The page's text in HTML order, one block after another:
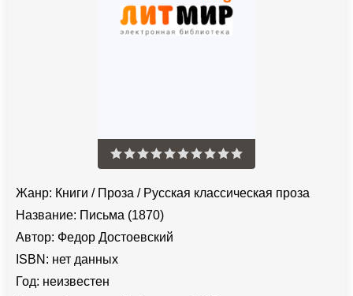
Жанр: Книги / Проза / Русская классическая проза
Название: Письма (1870)
Автор: Федор Достоевский
ISBN: нет данных
Год: неизвестен